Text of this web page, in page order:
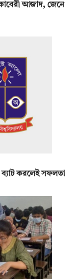
কাবেরী আজাদ, জেনে
ব্যাট করলেই সফলতা